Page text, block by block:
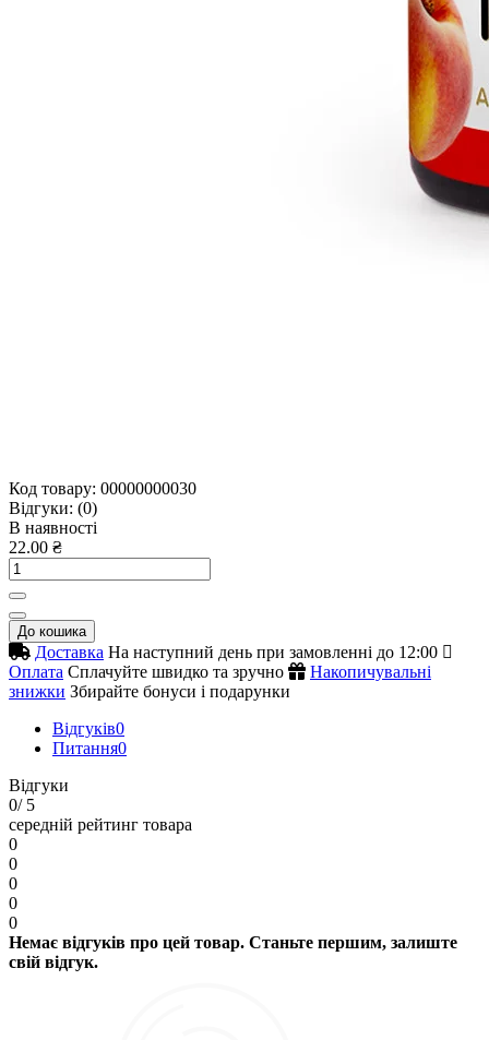
Код товару: 00000000030
Відгуки: (0)
В наявності
22.00 ₴
До кошика
Доставка На наступний день при замовленні до 12:00
Оплата Сплачуйте швидко та зручно
Накопичувальні
знижки Збирайте бонуси і подарунки
Відгуків0
Питання0
Відгуки
0/ 5
середній рейтинг товара
0
0
0
0
0
Немає відгуків про цей товар. Станьте першим, залиште
свій відгук.